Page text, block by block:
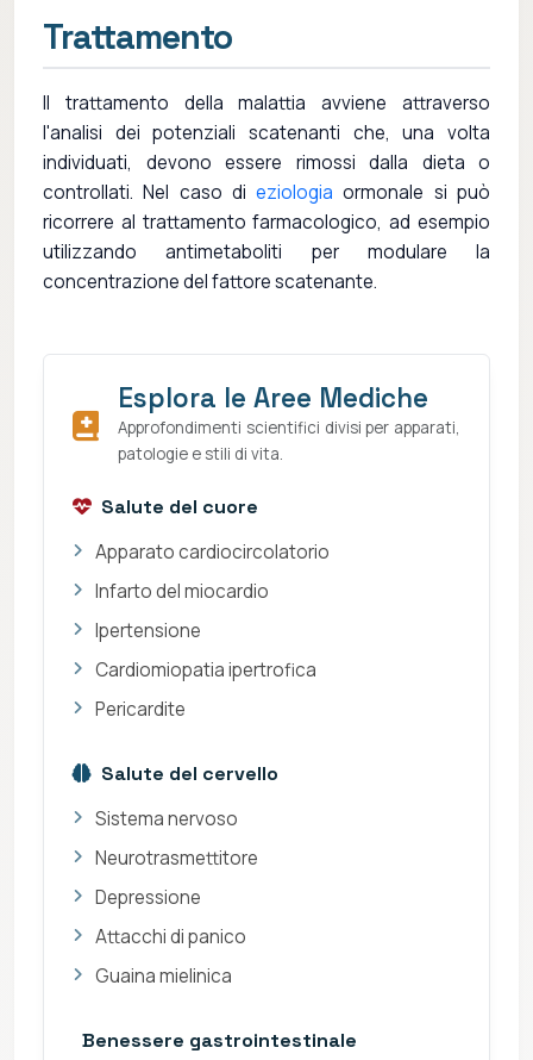
Trattamento
Il trattamento della malattia avviene attraverso
l'analisi dei potenziali scatenanti che, una volta
individuati, devono essere rimossi dalla dieta o
controllati. Nel caso dieziologia ormonale si può
ricorrere al trattamento farmacologico, ad esempio
utilizzando antimetaboliti per modulare la
concentrazione del fattore scatenante.
Esplora le Aree Mediche
Approfondimenti scientifici divisi per apparati,
patologie e stili di vita.
Salute del cuore
Apparato cardiocircolatorio
Infarto del miocardio
Ipertensione
Cardiomiopatia ipertrofica
Pericardite
Salute del cervello
Sistema nervoso
Neurotrasmettitore
Depressione
Attacchi di panico
Guaina mielinica
Benessere gastrointestinale